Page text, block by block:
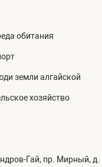
обитания
земли алгайской
хозяйство
Гай, пр. Мирный, д.